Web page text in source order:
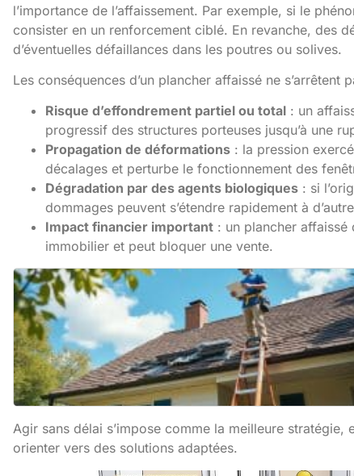
l’importance de l’affaissement. Par exemple, si le
consister en un renforcement ciblé. En revanche, des
d’éventuelles défaillances dans les poutres ou solives.
Les conséquences d’un plancher affaissé ne
Risque d’effondrement partiel ou total : un
progressif des structures porteuses jusqu’à une
Propagation de déformations : la pression
décalages et perturbe le fonctionnement des
Dégradation par des agents biologiques : si
dommages peuvent s’étendre rapidement à
Impact financier important : un plancher affaissé
immobilier et peut bloquer une vente.
Agir sans délai s’impose comme la meilleure
orienter vers des solutions adaptées.